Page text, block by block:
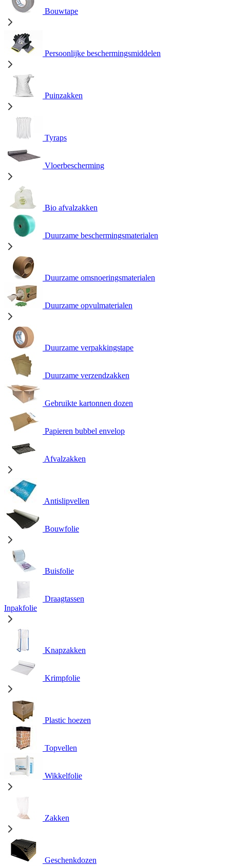
Bouwtape
Persoonlijke beschermingsmiddelen
Puinzakken
Tyraps
Vloerbescherming
Bio afvalzakken
Duurzame beschermingsmaterialen
Duurzame omsnoeringsmaterialen
Duurzame opvulmaterialen
Duurzame verpakkingstape
Duurzame verzendzakken
Gebruikte kartonnen dozen
Papieren bubbel envelop
Afvalzakken
Antislipvellen
Bouwfolie
Buisfolie
Draagtassen
Inpakfolie
Knapzakken
Krimpfolie
Plastic hoezen
Topvellen
Wikkelfolie
Zakken
Geschenkdozen